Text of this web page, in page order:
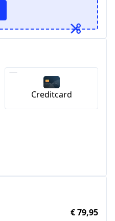
Creditcard
€ 79,95